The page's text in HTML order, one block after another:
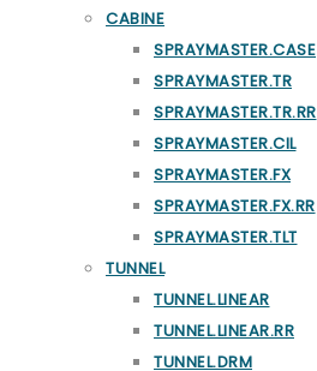
CABINE
SPRAYMASTER.CASE
SPRAYMASTER.TR
SPRAYMASTER.TR.RR
SPRAYMASTER.CIL
SPRAYMASTER.FX
SPRAYMASTER.FX.RR
SPRAYMASTER.TLT
TUNNEL
TUNNEL.LINEAR
TUNNEL.LINEAR.RR
TUNNEL.DRM